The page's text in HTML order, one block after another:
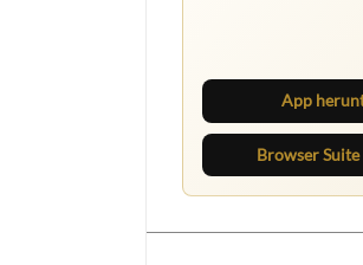
App
Browser